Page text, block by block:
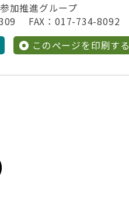
加推進グループ
FAX：017-734-8092
このページを印刷する